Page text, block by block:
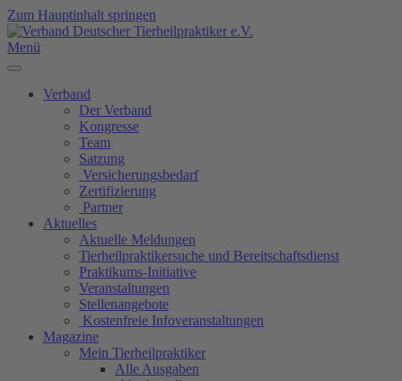
Zum Hauptinhalt springen
Menü
Verband
Der Verband
Kongresse
Team
Satzung
Versicherungsbedarf
Zertifizierung
Partner
Aktuelles
Aktuelle Meldungen
Tierheilpraktikersuche und Bereitschaftsdienst
Praktikums-Initiative
Veranstaltungen
Stellenangebote
Kostenfreie Infoveranstaltungen
Magazine
Mein Tierheilpraktiker
Alle Ausgaben